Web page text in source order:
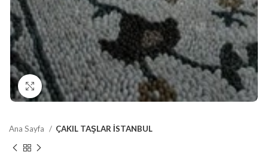
Click to enlarge
Ana Sayfa ÇAKIL TAŞLAR İSTANBUL